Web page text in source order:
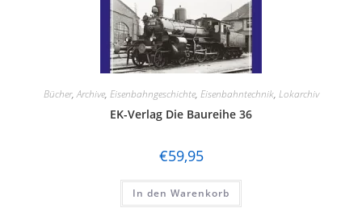
Bücher,Archive, Eisenbahngeschichte, Eisenbahntechnik, Lokarchiv
EK-Verlag Die Baureihe 36
€59,95
In den Warenkorb